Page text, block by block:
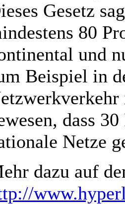
Gesetz
80
und
Beispiel in
dass
Netze
dazu auf